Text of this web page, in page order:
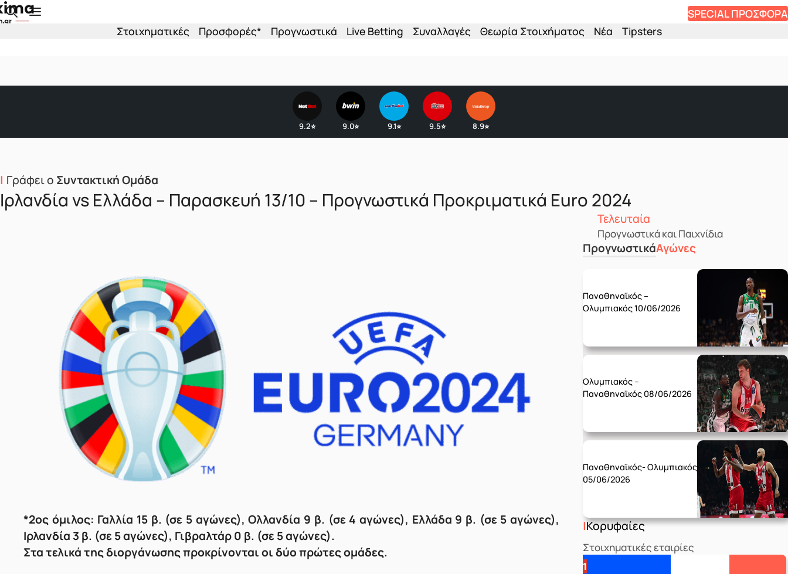
Skip to main content
SPECIAL ΠΡΟΣΦΟΡΑ
Στοιχηματικές
Προσφορές* Προγνωστικά Live Betting Συναλλαγές Θεωρία Στοιχήματος Νέα Tipsters
9.2⭐ 9.0⭐ 9.1⭐ 9.5⭐ 8.9⭐
Γράφει ο Συντακτική Ομάδα
Ιρλανδία vs Ελλάδα – Παρασκευή 13/10 – Προγνωστικά Προκριματικά Euro 2024
Τελευταία
Προγνωστικά και Παιχνίδια
ΠρογνωστικάΑγώνες
Παναθηναϊκός –
Ολυμπιακός 10/06/2026
Ολυμπιακός –
Παναθηναϊκός 08/06/2026
Παναθηναϊκός- Ολυμπιακός
05/06/2026
Κορυφαίες
Στοιχηματικές εταιρίες
1
*2ος όμιλος: Γαλλία 15 β. (σε 5 αγώνες), Ολλανδία 9 β. (σε 4 αγώνες), Ελλάδα 9 β. (σε 5 αγώνες),
Ιρλανδία 3 β. (σε 5 αγώνες), Γιβραλτάρ 0 β. (σε 5 αγώνες).
Στα τελικά της διοργάνωσης προκρίνονται οι δύο πρώτες ομάδες.